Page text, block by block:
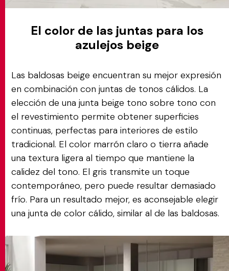
El color de las juntas para los
azulejos beige
Las baldosas beige encuentran su mejor expresión
en combinación con juntas de tonos cálidos. La
elección de una junta beige tono sobre tono con
el revestimiento permite obtener superficies
continuas, perfectas para interiores de estilo
tradicional. El color marrón claro o tierra añade
una textura ligera al tiempo que mantiene la
calidez del tono. El gris transmite un toque
contemporáneo, pero puede resultar demasiado
frío. Para un resultado mejor, es aconsejable elegir
una junta de color cálido, similar al de las baldosas.